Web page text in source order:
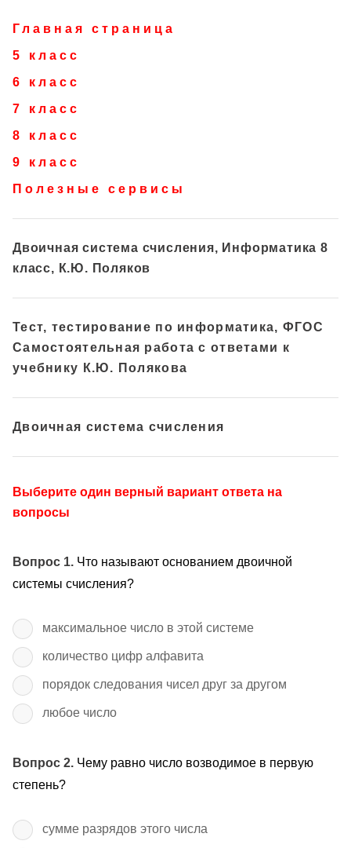
Главная страница
5 класс
6 класс
7 класс
8 класс
9 класс
Полезные сервисы
Двоичная система счисления, Информатика 8
класс, К.Ю. Поляков
Тест, тестирование по информатика, ФГОС
Самостоятельная работа с ответами к
учебнику К.Ю. Полякова
Двоичная система счисления
Выберите один верный вариант ответа на
вопросы
Вопрос 1. Что называют основанием двоичной
системы счисления?
максимальное число в этой системе
количество цифр алфавита
порядок следования чисел друг за другом
любое число
Вопрос 2. Чему равно число возводимое в первую
степень?
сумме разрядов этого числа